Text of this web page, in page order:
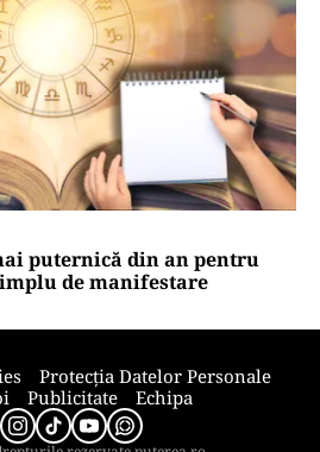
în București sub 25 de
pentru septembrie